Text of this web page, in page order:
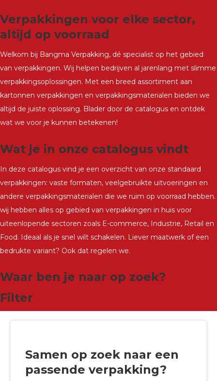
Verpakkingen voor elke sector,
altijd op voorraad
Welkom bij Bangma Verpakking, dé specialist op het gebied
van verpakkingen. Wij helpen bedrijven al jarenlang met slimme
verpakkingsoplossingen. Met een breed assortiment aan
kartonnen verpakkingen en verpakkingsmaterialen bieden we
altijd de juiste oplossing. Blader door de catalogus en ontdek
wat we voor je kunnen betekenen!
Wat je in onze catalogus vindt
In deze catalogus vind je een overzicht van onze standaard
verpakkingen: vaste formaten, veelgebruikte uitvoeringen en
andere verpakkingsmaterialen die we ruim op voorraad hebben.
wij hebben alles op gebied van verpakkingen in huis voor
uiteenlopende sectoren zoals E-commerce, Industrie, Retail en
Food. Ideaal als je snel wilt schakelen. Liever maatwerk of een
bedrukte variant? Ook dat regelen we.
Waar ben je naar op zoek?
Filter
Samen op zoek naar een
passende verpakking?